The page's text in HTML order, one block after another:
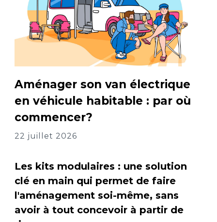
Aménager son van électrique
en véhicule habitable : par où
commencer?
22 juillet 2026
Les kits modulaires : une solution
clé en main qui permet de faire
l'aménagement soi-même, sans
avoir à tout concevoir à partir de